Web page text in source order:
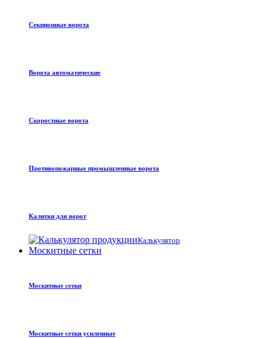
Секционные ворота
Ворота автоматические
Скоростные ворота
Противопожарные промышленные ворота
Калитки для ворот
Калькулятор
Москитные сетки
Москитные сетки
Москитные сетки усиленные